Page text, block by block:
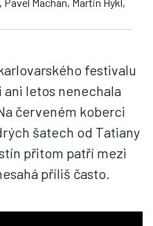
festivalu
ani letos nenechala
červeném koberci
šatech od Tatiany
přitom patří mezi
příliš často.